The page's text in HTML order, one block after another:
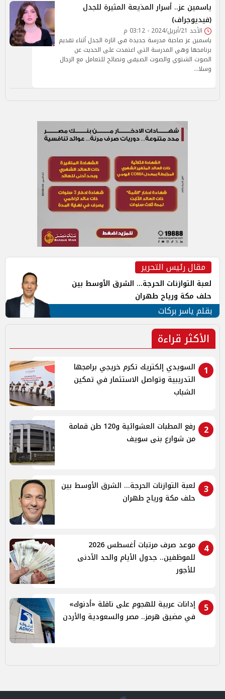
ياسمين عز.. أسرار المذيعة المثيرة للجدل
(فيديوجراف)
الأحد 21/أبريل/2024 - 03:12 م
ياسمين عز صاحبة مدرسة جديدة في اثارة الجدل أثناء تقديم
برنامجها وهي المدرسة التي اعتمدت على الحديث عن
الصوت الشتوي والصوت الصيفي ونصائح للتعامل مع الرجال
وسلا…
مقال رئيس التحرير
لعبة التوازنات الحرجة... الشرق الأوسط بين
حلف مكة ورياح طهران
بقلم ياسر بركات
الأكثر قراءة
1
السويدي إلكتريك تكرم خريجي برامجها
التدريبية وتواصل الاستثمار في تمكين
الشباب
2
رفع المطبات العشوائية و120 طن قمامة
من شوارع بنى سويف
3
لعبة التوازنات الحرجة... الشرق الأوسط بين
حلف مكة ورياح طهران
4
موعد صرف مرتبات أغسطس 2026
للموظفين.. جدول الأيام والحد الأدنى
للأجور
5
إدانات عربية للهجوم على ناقلة «أدنوك»
في مضيق هرمز.. مصر والسعودية والأردن